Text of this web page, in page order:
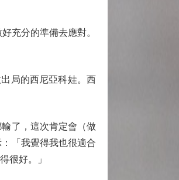
充分的準備去應對。
局的西尼亞科娃。西
了，這次肯定會（做
「我覺得我也很適合
很好。」